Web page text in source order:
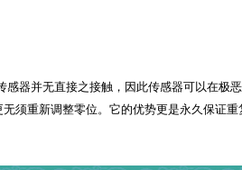
器并无直接之接触，因此传感器可以在极
须重新调整零位。 它的优势更是永久保证重